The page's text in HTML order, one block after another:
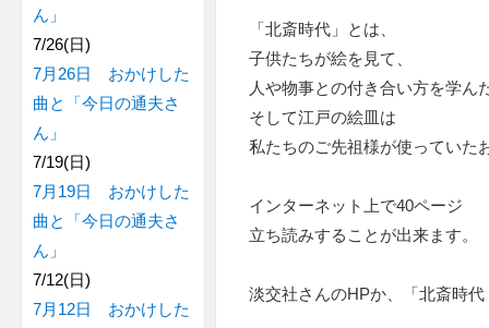
「北斎時代」とは、
子供たちが絵を見て、
人や物事との付き合い方を学ん
そして江戸の絵皿は
私たちのご先祖様が使っていた
インターネット上で40ページ
立ち読みすることが出来ます。
淡交社さんのHPか、「北斎時
ん」
7/26(日)
7月26日 おかけした
曲と「今日の通夫さ
ん」
7/19(日)
7月19日 おかけした
曲と「今日の通夫さ
ん」
7/12(日)
7月12日 おかけした